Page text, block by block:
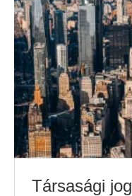
Társasági jog